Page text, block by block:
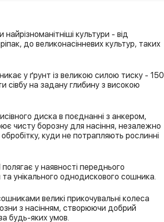
культури - від
до великонасінневих культур, таких
у ґрунт із великою силою тиску - 150
сівбу на задану глибину з високою
диска в поєднанні з анкером,
чисту борозну для насіння, незалежно
куди не потрапляють рослинні
у наявності переднього
унікального однодискового сошника.
великі прикочувальні колеса
з насінням, створюючи добрий
будь-яких умов.